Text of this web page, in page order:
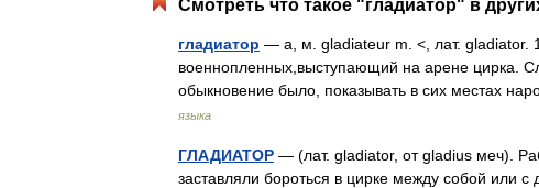
Смотреть что такое "гладиатор" в
гладиатор — а, м. gladiateur m. <, лат. gladiator.
военнопленных,выступающий на арене цирка.
обыкновение было, показывать в сих местах
языка
ГЛАДИАТОР — (лат. gladiator, от gladius меч).
заставляли бороться в цирке между собой или